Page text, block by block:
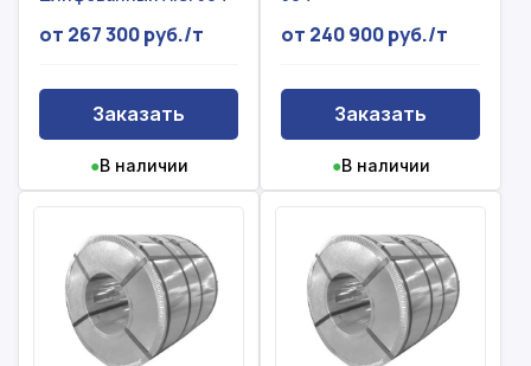
от 267 300 руб./т
Заказать
●В наличии
от 240 900 руб./т
Заказать
●В наличии
Отправить запрос
Даю согласие наобработку персональных данных
нашим товарам и актуальным ценам на
металлопрокат
Заказать звонок
Даю согласие наобработку персональных данных
Форма отправлена,
С вами свяжется наш менеджер.
Форма не отправлена!
Произошла ошибка.